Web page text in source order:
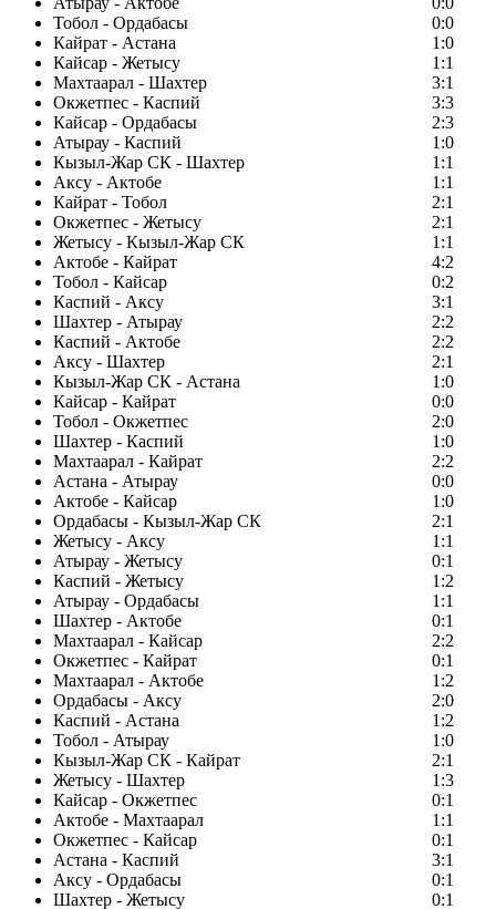
Тобол - Ордабасы
0:0
Кайрат - Астана
1:0
Кайсар - Жетысу
1:1
Махтаарал - Шахтер
3:1
Окжетпес - Каспий
3:3
Кайсар - Ордабасы
2:3
Атырау - Каспий
1:0
Кызыл-Жар СК - Шахтер
1:1
Аксу - Актобе
1:1
Кайрат - Тобол
2:1
Окжетпес - Жетысу
2:1
Жетысу - Кызыл-Жар СК
1:1
Актобе - Кайрат
4:2
Тобол - Кайсар
0:2
Каспий - Аксу
3:1
Шахтер - Атырау
2:2
Каспий - Актобе
2:2
Аксу - Шахтер
2:1
Кызыл-Жар СК - Астана
1:0
Кайсар - Кайрат
0:0
Тобол - Окжетпес
2:0
Шахтер - Каспий
1:0
Махтаарал - Кайрат
2:2
Астана - Атырау
0:0
Актобе - Кайсар
1:0
Ордабасы - Кызыл-Жар СК
2:1
Жетысу - Аксу
1:1
Атырау - Жетысу
0:1
Каспий - Жетысу
1:2
Атырау - Ордабасы
1:1
Шахтер - Актобе
0:1
Махтаарал - Кайсар
2:2
Окжетпес - Кайрат
0:1
Махтаарал - Актобе
1:2
Ордабасы - Аксу
2:0
Каспий - Астана
1:2
Тобол - Атырау
1:0
Кызыл-Жар СК - Кайрат
2:1
Жетысу - Шахтер
1:3
Кайсар - Окжетпес
0:1
Актобе - Махтаарал
1:1
Окжетпес - Кайсар
0:1
Астана - Каспий
3:1
Аксу - Ордабасы
0:1
Шахтер - Жетысу
0:1